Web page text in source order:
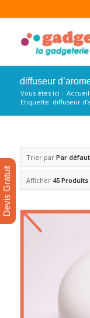
diffuseur
Vous êtes ici : Accueil
Etiquette: diffuseur
Trier par Par défaut
Afficher 45
Devis Gratuit